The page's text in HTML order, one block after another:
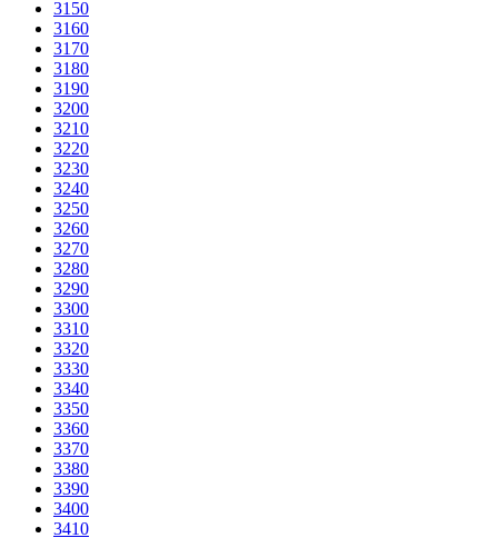
3150
3160
3170
3180
3190
3200
3210
3220
3230
3240
3250
3260
3270
3280
3290
3300
3310
3320
3330
3340
3350
3360
3370
3380
3390
3400
3410